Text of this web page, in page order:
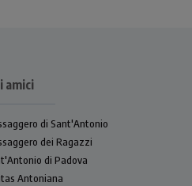
amici
di Sant'Antonio
dei Ragazzi
di Padova
Antoniana